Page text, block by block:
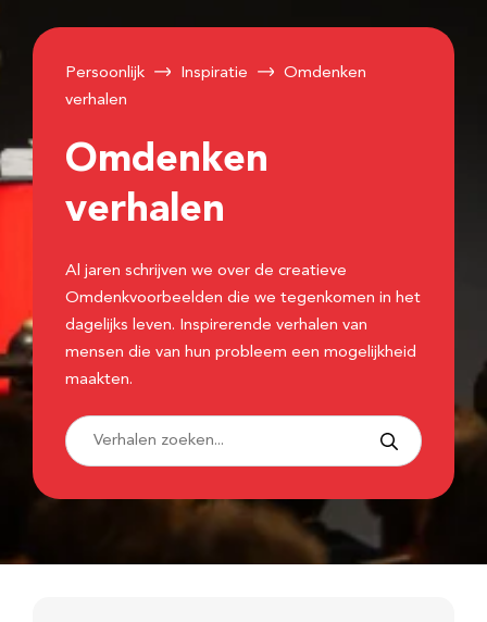
Persoonlijk Inspiratie
Omdenken
verhalen
Omdenken
verhalen
Al jaren schrijven we over de creatieve
Omdenkvoorbeelden die we tegenkomen in het
dagelijks leven. Inspirerende verhalen van
mensen die van hun probleem een mogelijkheid
maakten.